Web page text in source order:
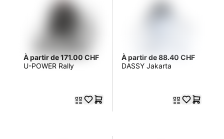
À partir de 171.00 CHF
U-POWER Rally
À partir de 88.40 CHF
DASSY Jakarta